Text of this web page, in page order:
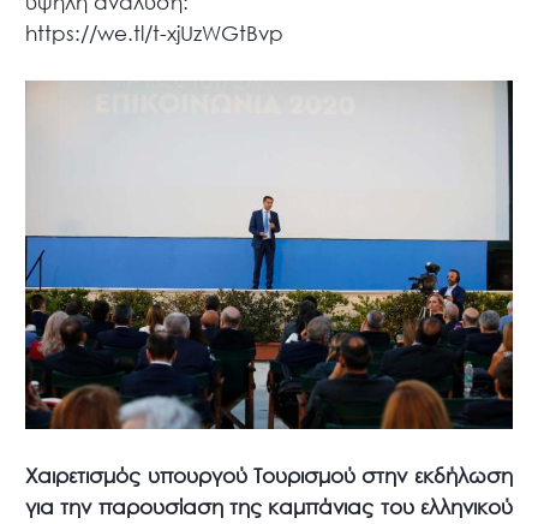
https://we.tl/t-xjUzWGtBvp
Χαιρετισμός υπουργού Τουρισμού στην εκδήλωση
για την παρουσίαση της καμπάνιας του ελληνικού